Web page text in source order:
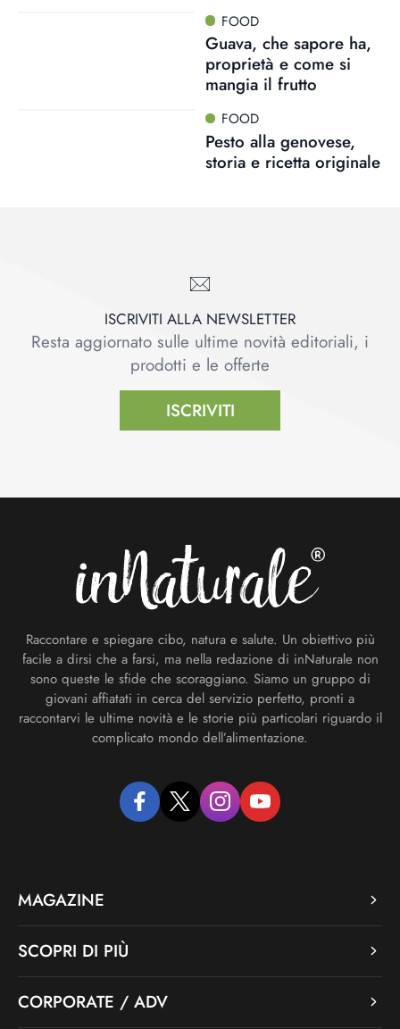
FOOD
Guava, che sapore ha,
proprietà e come si
mangia il frutto
FOOD
Pesto alla genovese,
storia e ricetta originale
ISCRIVITI ALLA NEWSLETTER
Resta aggiornato sulle ultime novità editoriali, i
prodotti e le offerte
ISCRIVITI
Raccontare e spiegare cibo, natura e salute. Un obiettivo più
facile a dirsi che a farsi, ma nella redazione di inNaturale non
sono queste le sfide che scoraggiano. Siamo un gruppo di
giovani affiatati in cerca del servizio perfetto, pronti a
raccontarvi le ultime novità e le storie più particolari riguardo il
complicato mondo dell’alimentazione.
facebooktwitter instagramyoutube
MAGAZINE
SCOPRI DI PIÙ
CORPORATE / ADV